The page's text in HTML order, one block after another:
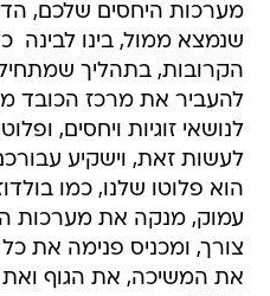
מערכות היחסים שלכם,
שנמצא ממול, בינו לבינה 
הקרובות, בתהליך שמתחיל
להעביר את מרכז הכובד
לנושאי זוגיות ויחסים,
לעשות זאת, וישקיע
הוא פלוטו שלנו, כמו
עמוק, מנקה את מערכות
צורך, ומכניס פנימה את
את המשיכה, את הגוף